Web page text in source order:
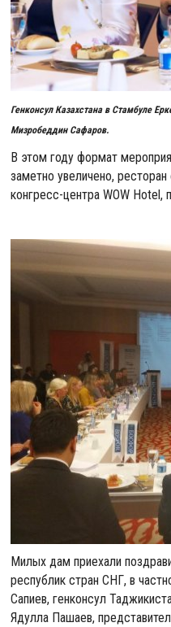
Генконсул Казахстана в Стамбуле
Мизробеддин Сафаров.
В этом году формат
заметно увеличено,
конгресс-центра WOW Hotel,
Милых дам приехали
республик стран СНГ, в
Сапиев, генконсул
Ядулла Пашаев,